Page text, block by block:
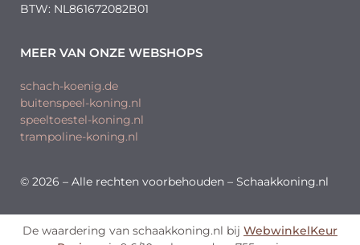
BTW: NL861672082B01
MEER VAN ONZE WEBSHOPS
schach-koenig.de
buitenspeel-koning.nl
speeltoestel-koning.nl
trampoline-koning.nl
© 2026 – Alle rechten voorbehouden – Schaakkoning.nl
De waardering van schaakkoning.nl bij WebwinkelKeur